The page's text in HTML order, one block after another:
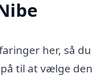
her, så du
til at vælge den